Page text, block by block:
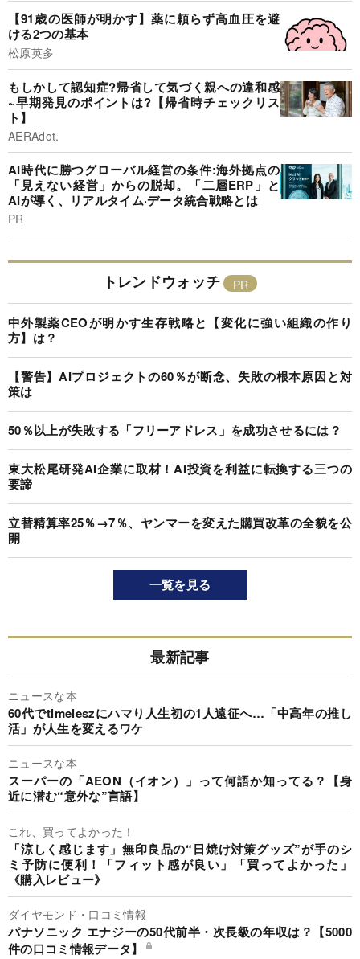
【91歳の医師が明かす】薬に頼らず高血圧を避
ける2つの基本
松原英多
もしかして認知症?帰省して気づく親への違和感
~早期発見のポイントは?【帰省時チェックリス
ト】
AERAdot.
AI時代に勝つグローバル経営の条件:海外拠点の
「見えない経営」からの脱却。「二層ERP」と
AIが導く、リアルタイム·データ統合戦略とは
PR
トレンドウォッチ
中外製薬CEOが明かす生存戦略と【変化に強い組織の作り
方】は？
【警告】AIプロジェクトの60％が断念、失敗の根本原因と対
策は
50％以上が失敗する「フリーアドレス」を成功させるには？
東大松尾研発AI企業に取材！AI投資を利益に転換する三つの
要諦
立替精算率25％→7％、ヤンマーを変えた購買改革の全貌を公
開
一覧を見る
最新記事
ニュースな本
60代でtimeleszにハマり人生初の1人遠征へ…「中高年の推し
活」が人生を変えるワケ
ニュースな本
スーパーの「AEON（イオン）」って何語か知ってる？【身
近に潜む“意外な”言語】
これ、買ってよかった！
「涼しく感じます」無印良品の“日焼け対策グッズ”が手のシ
ミ予防に便利！「フィット感が良い」「買ってよかった」
《購入レビュー》
ダイヤモンド・口コミ情報
パナソニック エナジーの50代前半・次長級の年収は？【5000
件の口コミ情報データ】